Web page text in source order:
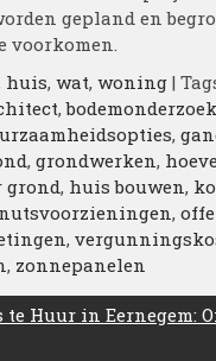
gepland en
voorkomen.
huis,wat,woning |
,
,
,grondwerken,
grond, huis bouwen,
nutsvoorzieningen,
,
, zonnepanelen
Huur in Eernegem: